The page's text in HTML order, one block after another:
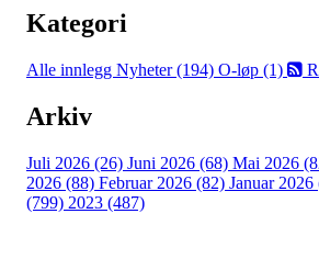
Kategori
Alle innlegg Nyheter (194) O-løp (1)
Arkiv
Juli 2026 (26) Juni 2026 (68) Mai 2026
2026 (88) Februar 2026 (82) Januar 2026
(799) 2023 (487)